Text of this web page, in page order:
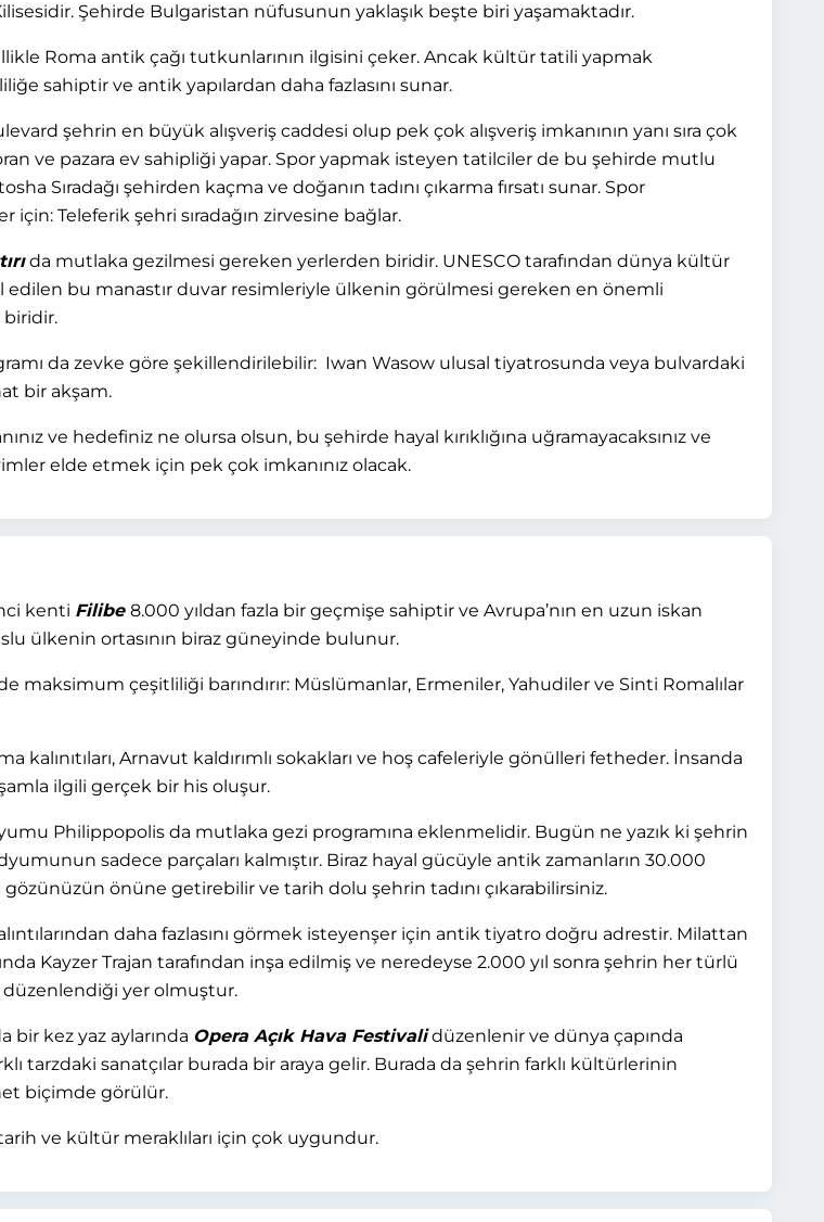
Şehirde Bulgaristan nüfusunun yaklaşık beşte biri yaşamaktadır.
Roma antik çağı tutkunlarının ilgisini çeker. Ancak kültür tatili yapmak
sahiptir ve antik yapılardan daha fazlasını sunar.
şehrin en büyük alışveriş caddesi olup pek çok alışveriş imkanının yanı sıra çok
ve pazara ev sahipliği yapar. Spor yapmak isteyen tatilciler de bu şehirde mutlu
Sıradağı şehirden kaçma ve doğanın tadını çıkarma fırsatı sunar. Spor
için: Teleferik şehri sıradağın zirvesine bağlar.
da mutlaka gezilmesi gereken yerlerden biridir. UNESCO tarafından dünya kültür
edilen bu manastır duvar resimleriyle ülkenin görülmesi gereken en önemli
da zevke göre şekillendirilebilir: Iwan Wasow ulusal tiyatrosunda veya bulvardaki
bir akşam.
ve hedefiniz ne olursa olsun, bu şehirde hayal kırıklığına uğramayacaksınız ve
elde etmek için pek çok imkanınız olacak.
kenti Filibe 8.000 yıldan fazla bir geçmişe sahiptir ve Avrupa’nın en uzun iskan
ülkenin ortasının biraz güneyinde bulunur.
çeşitliliği barındırır: Müslümanlar, Ermeniler, Yahudiler ve Sinti Romalılar
Arnavut kaldırımlı sokakları ve hoş cafeleriyle gönülleri fetheder. İnsanda
ilgili gerçek bir his oluşur.
Philippopolis da mutlaka gezi programına eklenmelidir. Bugün ne yazık ki şehrin
sadece parçaları kalmıştır. Biraz hayal gücüyle antik zamanların 30.000
önüne getirebilir ve tarih dolu şehrin tadını çıkarabilirsiniz.
daha fazlasını görmek isteyenşer için antik tiyatro doğru adrestir. Milattan
Kayzer Trajan tarafından inşa edilmiş ve neredeyse 2.000 yıl sonra şehrin her türlü
yer olmuştur.
bir kez yaz aylarında Opera Açık Hava Festivalidüzenlenir ve dünya çapında
tarzdaki sanatçılar burada bir araya gelir. Burada da şehrin farklı kültürlerinin
biçimde görülür.
ve kültür meraklıları için çok uygundur.